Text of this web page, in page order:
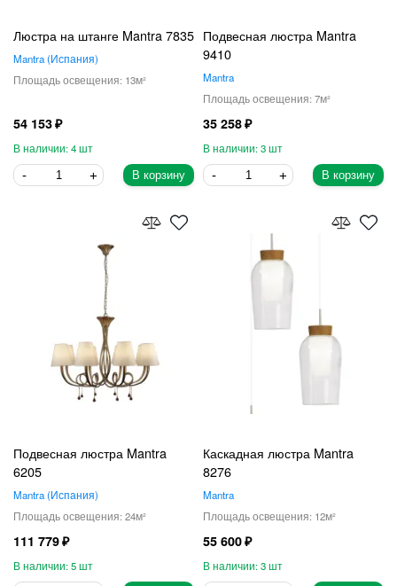
Люстра на штанге Mantra 7835
Mantra Испания
13
54 153
4
В корзину
Подвесная люстра Mantra
9410
Mantra
7
35 258
3
В корзину
Подвесная люстра Mantra
6205
Mantra Испания
24
111 779
5
Каскадная люстра Mantra
8276
Mantra
12
55 600
3